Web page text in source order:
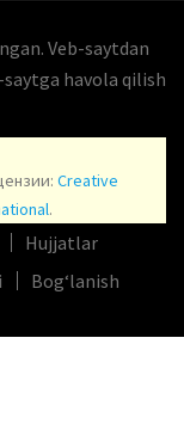
Veb-saytdan
havola qilish
Creative
.
Hujjatlar
Bog‘lanish